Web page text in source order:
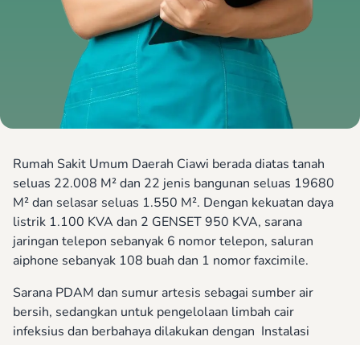
Rumah Sakit Umum Daerah Ciawi berada diatas tanah
seluas 22.008 M² dan 22 jenis bangunan seluas 19680
M² dan selasar seluas 1.550 M². Dengan kekuatan daya
listrik 1.100 KVA dan 2 GENSET 950 KVA, sarana
jaringan telepon sebanyak 6 nomor telepon, saluran
aiphone sebanyak 108 buah dan 1 nomor faxcimile.
Sarana PDAM dan sumur artesis sebagai sumber air
bersih, sedangkan untuk pengelolaan limbah cair
infeksius dan berbahaya dilakukan dengan Instalasi